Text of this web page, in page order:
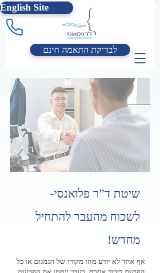
לבדיקת התאמה חינם
English Site
שיטת ד”ר פלואנסי-
לשכוח מהעבר להתחיל
מחדש!
אף אחד לא יודע מהו מקורו של הגמגום או כל